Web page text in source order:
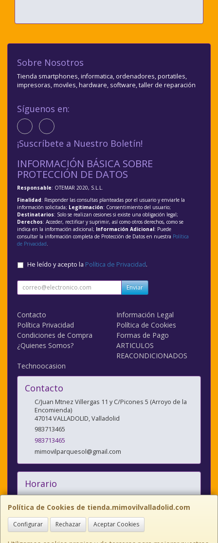
Política de Cookies de tienda.mimovilvalladolid.com
Configurar Rechazar Aceptar Cookies
Sobre Nosotros
Tienda smartphones, informatica, ordenadores, portatiles,
impresoras, moviles, hardware, software, taller de reparación
Síguenos en:
¡Suscríbete a Nuestro Boletín!
INFORMACIÓN BÁSICA SOBRE
PROTECCIÓN DE DATOS
Responsable: OTEMAR 2020, S.L.L.
Finalidad: Responder las consultas planteadas por el usuario y enviarle la
información solicitada; Legitimación: Consentimiento del usuario;
Destinatarios: Solo se realizan cesiones si existe una obligación legal;
Derechos: Acceder, rectificar y suprimir, así como otros derechos, como se
indica en la información adicional; Información Adicional: Puede
consultar la información completa de Protección de Datos en nuestra Política
de Privacidad
He leído y acepto la Política de Privacidad.
Enviar
Contacto
Información Legal
Política Privacidad
Política de Cookies
Condiciones de Compra
Formas de Pago
¿Quienes Somos?
ARTICULOS
REACONDICIONADOS
Technoocasion
Contacto
C/Juan Mtnez Villergas 11 y C/Picones 5 (Arroyo de la
Encomienda)
47014VALLADOLID,Valladolid
983713465
983713465
mimovilparquesol@gmail.com
Horario
10:00/14:00 y 17:00/20:30
C/JUAN MARTINEZ VILLERGAS nº 11, 47014, Valladolid, España. - Tfno: